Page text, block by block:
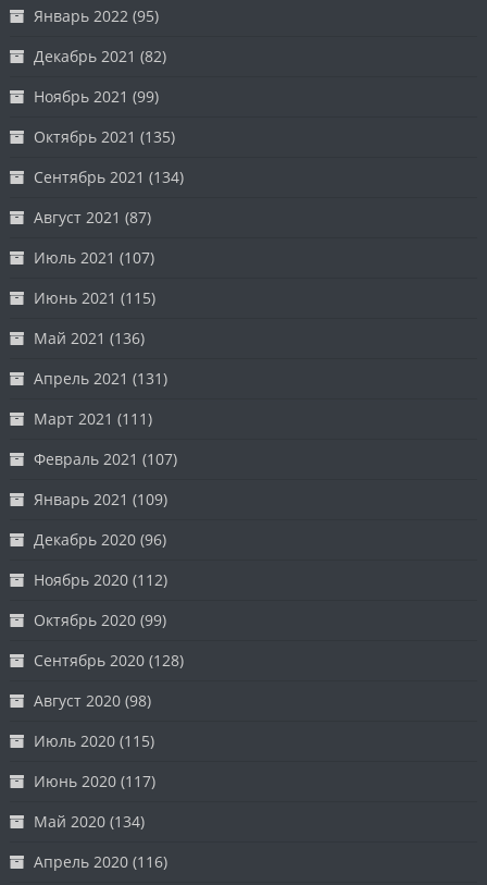
Январь 2022 (95)
Декабрь 2021 (82)
Ноябрь 2021 (99)
Октябрь 2021 (135)
Сентябрь 2021 (134)
Август 2021 (87)
Июль 2021 (107)
Июнь 2021 (115)
Май 2021 (136)
Апрель 2021 (131)
Март 2021 (111)
Февраль 2021 (107)
Январь 2021 (109)
Декабрь 2020 (96)
Ноябрь 2020 (112)
Октябрь 2020 (99)
Сентябрь 2020 (128)
Август 2020 (98)
Июль 2020 (115)
Июнь 2020 (117)
Май 2020 (134)
Апрель 2020 (116)